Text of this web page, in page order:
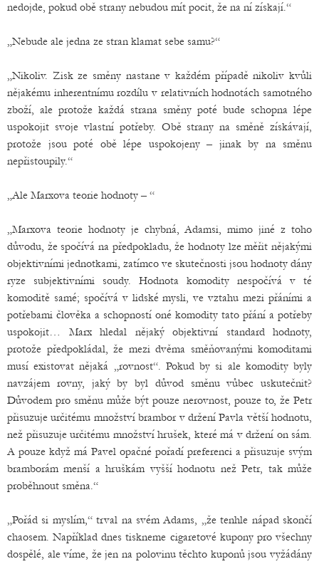
nedojde, pokud obě strany nebudou mít pocit, že na ní získají.“
„Nebude ale jedna ze stran klamat sebe samu?“
„Nikoliv. Zisk ze směny nastane v každém případě nikoliv kvůli
nějakému inherentnímu rozdílu v relativních hodnotách samotného
zboží, ale protože každá strana směny poté bude schopna lépe
uspokojit svoje vlastní potřeby. Obě strany na směně získávají,
protože jsou poté obě lépe uspokojeny – jinak by na směnu
nepřistoupily.“
„Ale Marxova teorie hodnoty – “
„Marxova teorie hodnoty je chybná, Adamsi, mimo jiné z toho
důvodu, že spočívá na předpokladu, že hodnoty lze měřit nějakými
objektivními jednotkami, zatímco ve skutečnosti jsou hodnoty dány
ryze subjektivními soudy. Hodnota komodity nespočívá v té
komoditě samé; spočívá v lidské mysli, ve vztahu mezi přáními a
potřebami člověka a schopností oné komodity tato přání a potřeby
uspokojit… Marx hledal nějaký objektivní standard hodnoty,
protože předpokládal, že mezi dvěma směňovanými komoditami
musí existovat nějaká „rovnost“. Pokud by si ale komodity byly
navzájem rovny, jaký by byl důvod směnu vůbec uskutečnit?
Důvodem pro směnu může být pouze nerovnost, pouze to, že Petr
přisuzuje určitému množství brambor v držení Pavla větší hodnotu,
než přisuzuje určitému množství hrušek, které má v držení on sám.
A pouze když má Pavel opačné pořadí preferenci a přisuzuje svým
bramborám menší a hruškám vyšší hodnotu než Petr, tak může
proběhnout směna.“
„Pořád si myslím,“ trval na svém Adams, „že tenhle nápad skončí
chaosem. Například dnes tiskneme cigaretové kupony pro všechny
dospělé, ale víme, že jen na polovinu těchto kuponů jsou vyžádány